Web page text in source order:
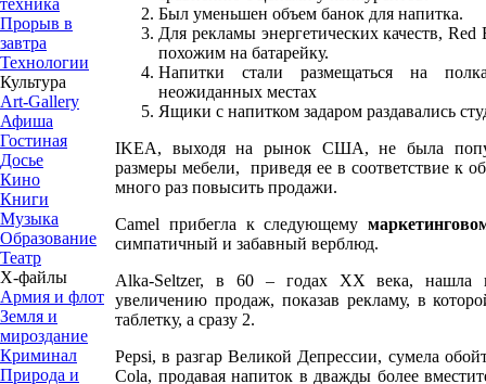
техника
Прорыв в
завтра
Технологии
Культура
Art-Gallery
Афиша
Гостиная
Досье
Кино
Книги
Музыка
Образование
Театр
Х-файлы
Армия и флот
Земля и
мироздание
Криминал
Природа и
Был уменьшен объем банок для напитка.
Для рекламы энергетических качеств,
похожим на батарейку.
Напитки стали размещаться на
неожиданных местах
Ящики с напитком задаром раздавались
IKEA, выходя на рынок США, не была
размеры мебели, приведя ее в соответствие к
много раз повысить продажи.
Camel прибегла к следующему
симпатичный и забавный верблюд.
Alka-Seltzer, в 60 – годах XX века, нашла
увеличению продаж, показав рекламу, в
таблетку, а сразу 2.
Pepsi, в разгар Великой Депрессии, сумела
Cola, продавая напиток в дважды более